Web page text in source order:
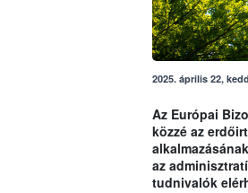
2025. április 22, kedd
Az Európai
közzé az
az
tudnivalók